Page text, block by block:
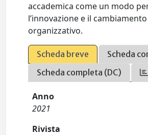
accademica come un modo
l’innovazione e il cambiamento
organizzativo.
Scheda breve
Scheda
Scheda completa (DC)
Anno
2021
Rivista